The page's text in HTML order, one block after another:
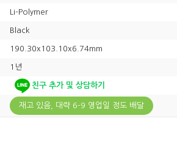
Li-Polymer
Black
190.30x103.10x6.74mm
1년
친구 추가 및 상담하기
재고 있음, 대략 6-9 영업일 정도 배달